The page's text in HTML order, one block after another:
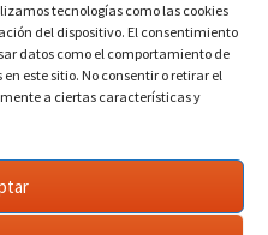
tecnologías como las cookies
del dispositivo. El consentimiento
datos como el comportamiento de
este sitio. No consentir o retirar el
a ciertas características y